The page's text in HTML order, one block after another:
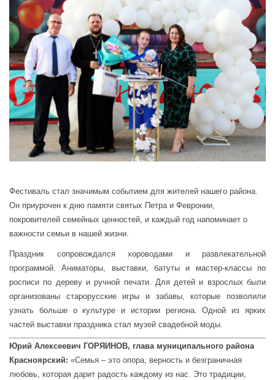
Фестиваль стал значимым событием для жителей нашего района.
Он приурочен к дню памяти святых Петра и Февронии,
покровителей семейных ценностей, и каждый год напоминает о
важности семьи в нашей жизни.
Праздник сопровождался хороводами и развлекательной
программой. Аниматоры, выставки, батуты и мастер-классы по
росписи по дереву и ручной печати. Для детей и взрослых были
организованы старорусские игры и забавы, которые позволили
узнать больше о культуре и истории региона. Одной из ярких
частей выставки праздника стал музей свадебной моды.
Юрий Алексеевич ГОРЯИНОВ, глава муниципального района
Красноярский: «Семья – это опора, верность и безграничная
любовь, которая дарит радость каждому из нас. Это традиции,